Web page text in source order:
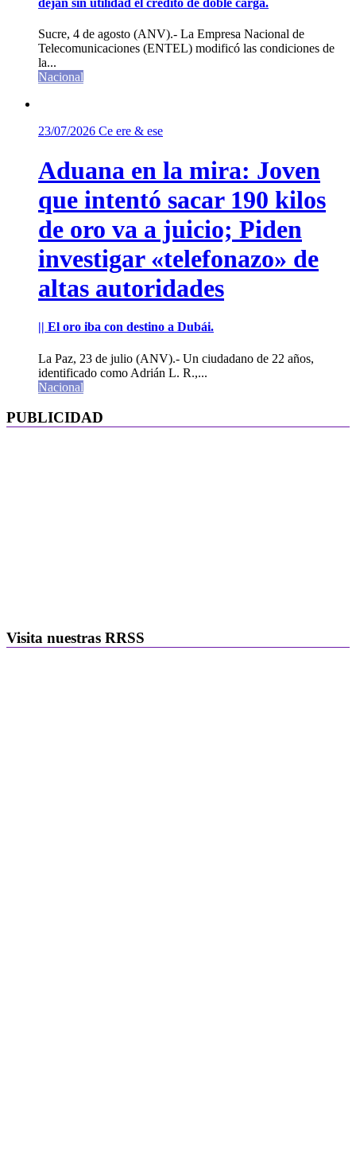
dejan sin utilidad el crédito de doble carga.
Sucre, 4 de agosto (ANV).- La Empresa Nacional de
Telecomunicaciones (ENTEL) modificó las condiciones de
la...
Nacional
23/07/2026 Ce ere & ese
Aduana en la mira: Joven
que intentó sacar 190 kilos
de oro va a juicio; Piden
investigar «telefonazo» de
altas autoridades
|| El oro iba con destino a Dubái.
La Paz, 23 de julio (ANV).- Un ciudadano de 22 años,
identificado como Adrián L. R.,...
Nacional
PUBLICIDAD
Visita nuestras RRSS